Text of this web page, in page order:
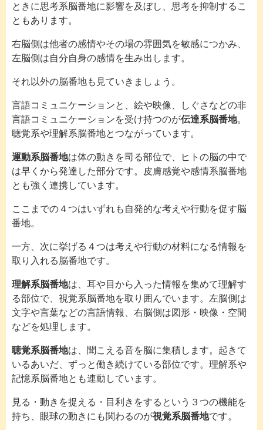
ときに思考系脳番地に影響を及ぼし、思考を抑制するこ
ともあります。
右脳側は他者の感情やその場の雰囲気を敏感につかみ、
左脳側は自分自身の感情を生み出します。
それ以外の脳番地も見ていきましょう。
言語コミュニケーションと、絵や映像、しぐさなどの非
言語コミュニケーションを受け持つのが伝達系脳番地。
聴覚系や理解系脳番地とつながっています。
運動系脳番地は体の動きを司る部位で、ヒトの脳の中で
は早くから発達した部分です。皮膚感覚や感情系脳番地
とも強く連携しています。
ここまでの４つはいずれも自発的な考えや行動を促す脳
番地。
一方、次に挙げる４つは考えや行動の材料になる情報を
取り入れる脳番地です。
理解系脳番地は、耳や目から入った情報を集めて理解す
る部位で、視覚系脳番地を取り囲んでいます。左脳側は
文字や言葉などの言語情報、右脳側は図形・映像・空間
などを処理します。
聴覚系脳番地は、聞こえる音を脳に集積します。起きて
いるあいだ、ずっと働き続けている部位です。理解系や
記憶系脳番地とも連動しています。
見る・動きを捉える・目利きをするという３つの機能を
持ち、眼球の動きにも関わるのが視覚系脳番地です。